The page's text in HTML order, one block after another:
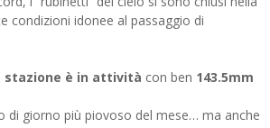
condizioni idonee al passaggio di
stazione è in attività con ben 143.5mm
di giorno più piovoso del mese… ma anche